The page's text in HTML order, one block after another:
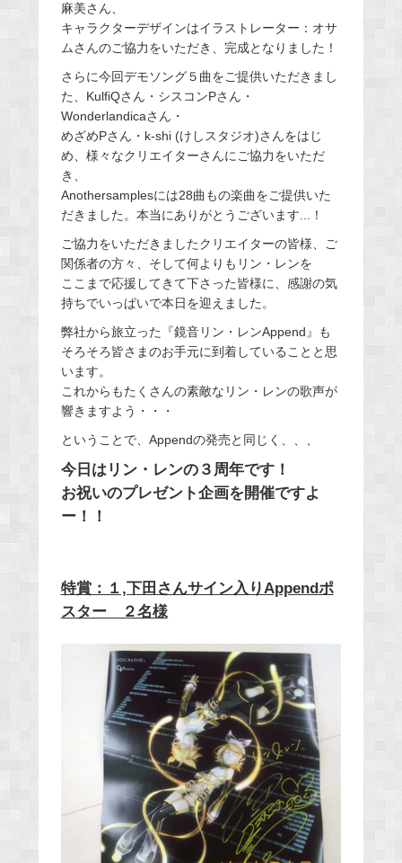
麻美さん、
キャラクターデザインはイラストレーター：オサ
ムさんのご協力をいただき、完成となりました！
さらに今回デモソング５曲をご提供いただきまし
た、KulfiQさん・シスコンPさん・
Wonderlandicaさん・
めざめPさん・k-shi (けしスタジオ)さんをはじ
め、様々なクリエイターさんにご協力をいただ
き、
Anothersamplesには28曲もの楽曲をご提供いた
だきました。本当にありがとうございます...！
ご協力をいただきましたクリエイターの皆様、ご
関係者の方々、そして何よりもリン・レンを
ここまで応援してきて下さった皆様に、感謝の気
持ちでいっぱいで本日を迎えました。
弊社から旅立った『鏡音リン・レンAppend』も
そろそろ皆さまのお手元に到着していることと思
います。
これからもたくさんの素敵なリン・レンの歌声が
響きますよう・・・
ということで、Appendの発売と同じく、、、
今日はリン・レンの３周年です！
お祝いのプレゼント企画を開催ですよ
ー！！
特賞：１,下田さんサイン入りAppendポ
スター ２名様